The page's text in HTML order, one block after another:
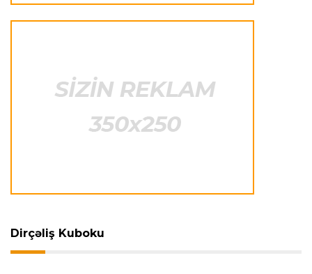
İtaliya S.A. 23:27 06.08.2026
Neapolda Maradonanın adını daşıyan yeni
stadion tikiləcək
"Reyncers" uduzdu, ÇSKA-dan inamlı qələbə
Transfer
Dirçəliş Kuboku